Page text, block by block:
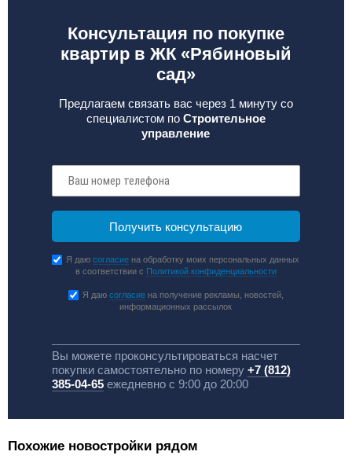
Консультация по покупке
квартир в ЖК «Рябиновый
сад»
Предлагаем связать вас через 1 минуту со
специалистом по Строительное
управление
Я даюсогласие на обработку моих персональных данных
в соответствии с Политикой конфиденциальности
Я даю согласиена получение рекламы, новостей,
информационных рассылок
Вы можете проконсультироваться насчет
покупки самостоятельно по номеру +7 (812)
385-04-65ежедневно с 9:00 до 20:00
Похожие новостройки рядом